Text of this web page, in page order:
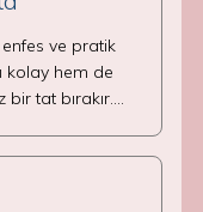
enfes ve pratik
kolay hem de
tat bırakır.…